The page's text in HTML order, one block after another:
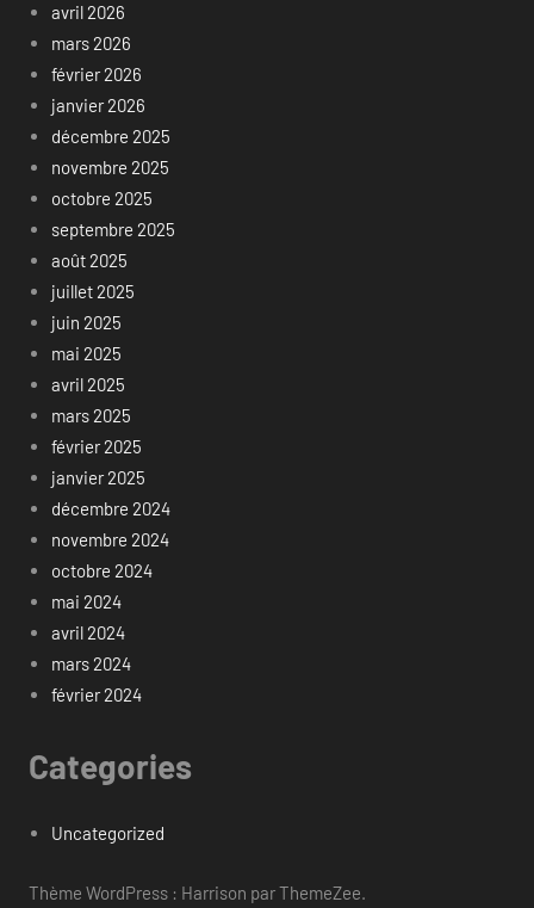
avril 2026
mars 2026
février 2026
janvier 2026
décembre 2025
novembre 2025
octobre 2025
septembre 2025
août 2025
juillet 2025
juin 2025
mai 2025
avril 2025
mars 2025
février 2025
janvier 2025
décembre 2024
novembre 2024
octobre 2024
mai 2024
avril 2024
mars 2024
février 2024
Categories
Uncategorized
Thème WordPress : Harrison par ThemeZee.